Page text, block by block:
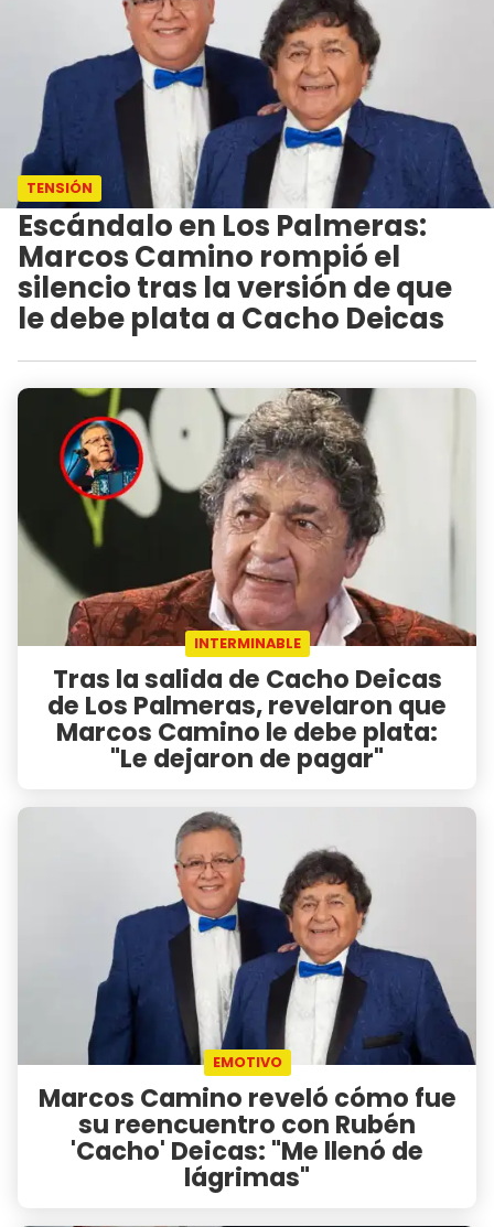
TENSIÓN
Escándalo en Los Palmeras:
Marcos Camino rompió el
silencio tras la versión de que
le debe plata a Cacho Deicas
INTERMINABLE
Tras la salida de Cacho Deicas
de Los Palmeras, revelaron que
Marcos Camino le debe plata:
"Le dejaron de pagar"
EMOTIVO
Marcos Camino reveló cómo fue
su reencuentro con Rubén
'Cacho' Deicas: "Me llenó de
lágrimas"